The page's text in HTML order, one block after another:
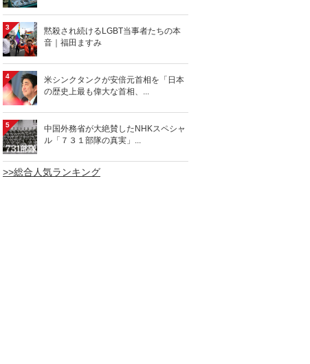
3
黙殺され続けるLGBT当事者たちの本
音｜福田ますみ
4
米シンクタンクが安倍元首相を「日本
の歴史上最も偉大な首相、...
5
中国外務省が大絶賛したNHKスペシャ
ル「７３１部隊の真実」...
>>総合人気ランキング